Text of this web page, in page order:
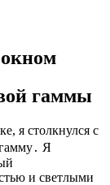
гаммы
я столкнулся с
Я
и светлыми